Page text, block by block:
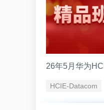
26年5月华为
HCIE-Datacom